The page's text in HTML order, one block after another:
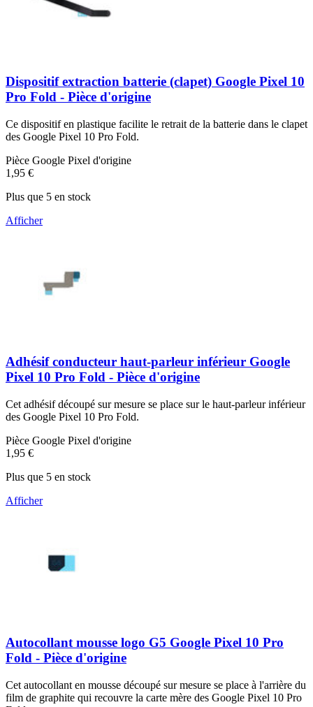
Dispositif extraction batterie (clapet) Google Pixel 10
Pro Fold - Pièce d'origine
Ce dispositif en plastique facilite le retrait de la batterie dans le clapet
des Google Pixel 10 Pro Fold.
Pièce Google Pixel d'origine
1,95 €
Plus que 5 en stock
Afficher
Adhésif conducteur haut-parleur inférieur Google
Pixel 10 Pro Fold - Pièce d'origine
Cet adhésif découpé sur mesure se place sur le haut-parleur inférieur
des Google Pixel 10 Pro Fold.
Pièce Google Pixel d'origine
1,95 €
Plus que 5 en stock
Afficher
Autocollant mousse logo G5 Google Pixel 10 Pro
Fold - Pièce d'origine
Cet autocollant en mousse découpé sur mesure se place à l'arrière du
film de graphite qui recouvre la carte mère des Google Pixel 10 Pro